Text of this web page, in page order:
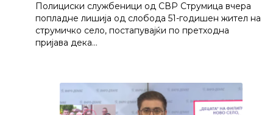
Полициски службеници од СВР Струмица вчера
попладне лишија од слобода 51-годишен жител на
струмичко село, постапувајќи по претходна
пријава дека…